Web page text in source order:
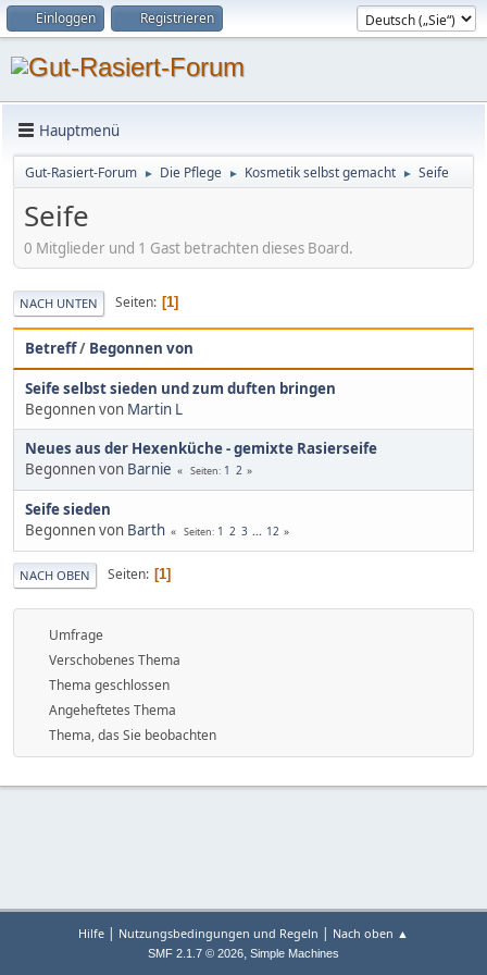
Einloggen Registrieren
Hauptmenü
Gut-Rasiert-Forum ► Die Pflege ► Kosmetik selbst gemacht ► Seife
Seife
0 Mitglieder und 1 Gast betrachten dieses Board.
NACH UNTEN Seiten 1
Betreff/ Begonnen von
Seife selbst sieden und zum duften bringen
Begonnen von Martin L
Neues aus der Hexenküche - gemixte Rasierseife
Begonnen von Barnie Seiten 1 2
Seife sieden
Begonnen von Barth Seiten 1 2 3 ... 12
NACH OBEN Seiten 1
Umfrage
Verschobenes Thema
Thema geschlossen
Angeheftetes Thema
Thema, das Sie beobachten
Hilfe | Nutzungsbedingungen und Regeln | Nach oben ▲
SMF 2.1.7 © 2026, Simple Machines